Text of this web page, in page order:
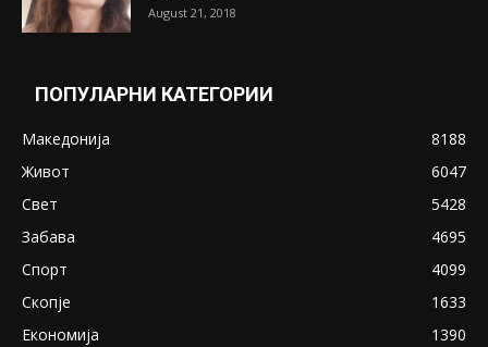
August 21, 2018
ПОПУЛАРНИ КАТЕГОРИИ
Македонија
8188
Живот
6047
Свет
5428
Забава
4695
Спорт
4099
Скопје
1633
Економија
1390